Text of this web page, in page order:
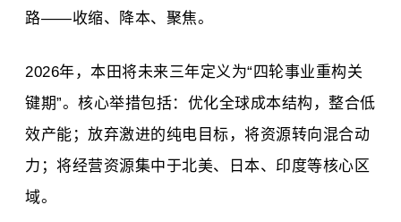
路——收缩、降本、聚焦。
2026年，本田将未来三年定义为“四轮事业重构关
键期”。核心举措包括：优化全球成本结构，整合低
效产能；放弃激进的纯电目标，将资源转向混合动
力；将经营资源集中于北美、日本、印度等核心区
域。